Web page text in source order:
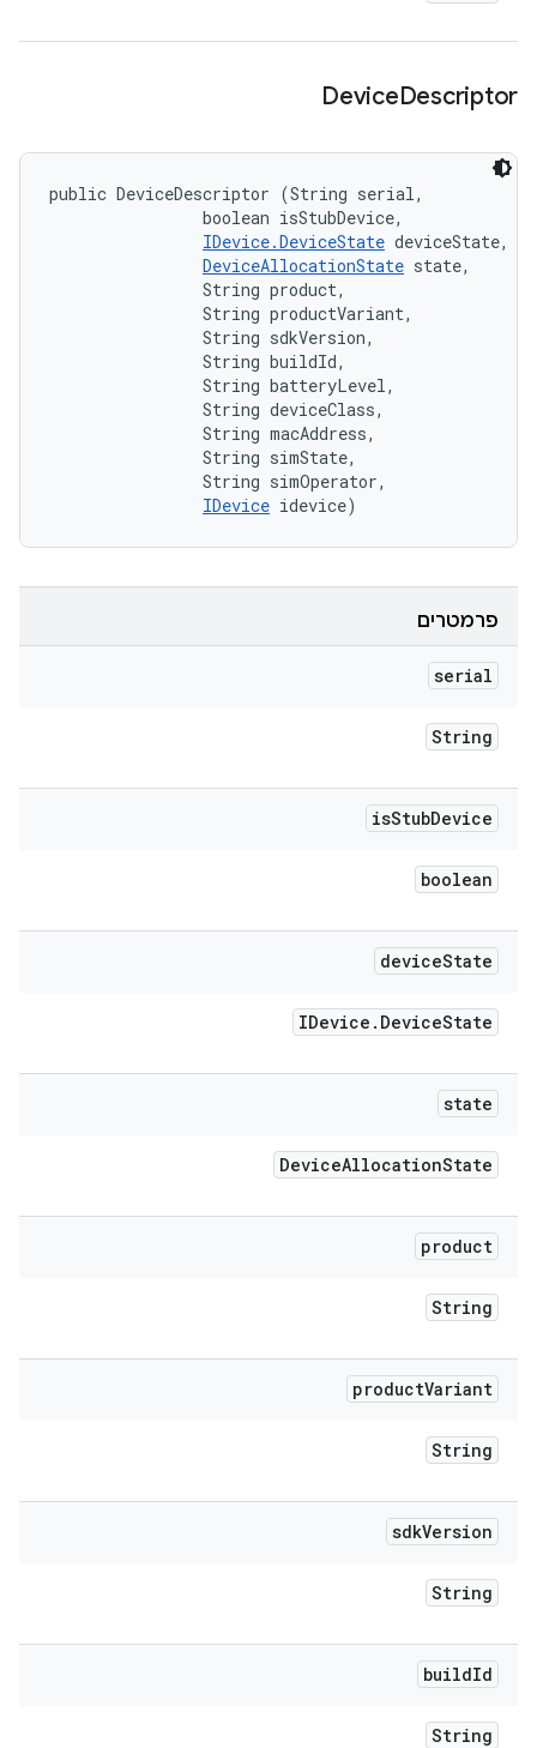
DeviceDescriptor
public DeviceDescriptor (String serial,
                boolean isStubDevice,
IDevice.DeviceState deviceState,
DeviceAllocationState state,
                String product,
                String productVariant,
                String sdkVersion,
                String buildId,
                String batteryLevel,
                String deviceClass,
                String macAddress,
                String simState,
                String simOperator,
IDevice idevice)
פרמטרים
serial
String
isStubDevice
boolean
deviceState
IDevice . DeviceState
state
DeviceAllocationState
product
String
productVariant
String
sdkVersion
String
buildId
String